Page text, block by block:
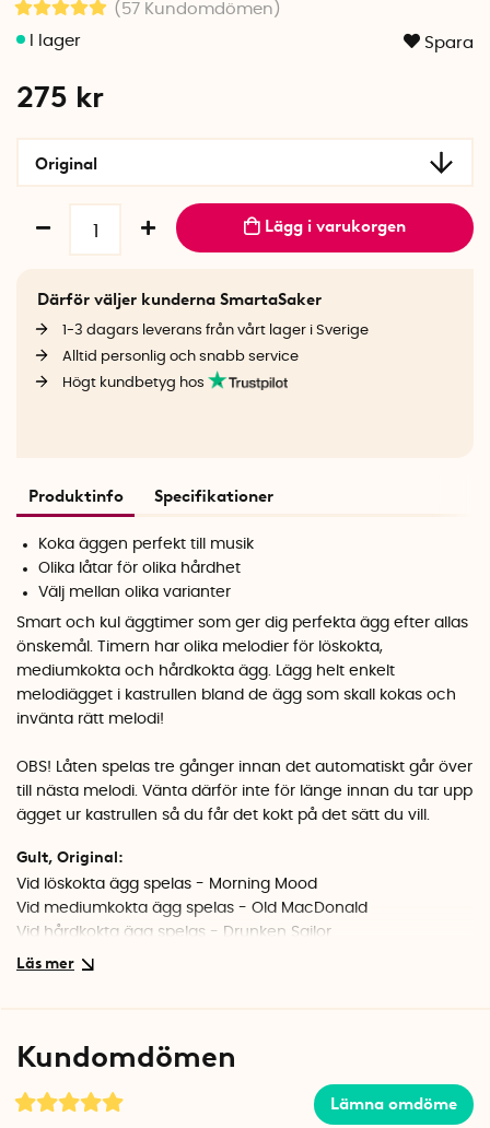
(57 Kundomdömen )
Spara
275 kr
Original
Lägg i varukorgen
Därför väljer kunderna SmartaSaker
1-3 dagars leverans från vårt lager i Sverige
Alltid personlig och snabb service
Högt kundbetyg hos
Produktinfo Specifikationer
Koka äggen perfekt till musik
Olika låtar för olika hårdhet
Välj mellan olika varianter
Smart och kul äggtimer som ger dig perfekta ägg efter allas
önskemål. Timern har olika melodier för löskokta,
mediumkokta och hårdkokta ägg. Lägg helt enkelt
melodiägget i kastrullen bland de ägg som skall kokas och
invänta rätt melodi!
OBS! Låten spelas tre gånger innan det automatiskt går över
till nästa melodi. Vänta därför inte för länge innan du tar upp
ägget ur kastrullen så du får det kokt på det sätt du vill.
Gult, Original:
Vid löskokta ägg spelas - Morning Mood
Vid mediumkokta ägg spelas - Old MacDonald
Vid hårdkokta ägg spelas - Drunken Sailor
Svart, Rockägg:
Vid hårdkokta ägg spelas - The Final Countdown
70-tal:
Vid löskokta ägg spelas - Kung Fu Fighting
Kundomdömen
Lämna omdöme